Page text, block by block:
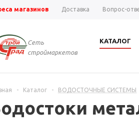
магазинов Доставка Вопрос-
Сеть
строймаркетов
КАТАЛОГ
- Каталог - ВОДОСТОЧНЫЕ СИСТЕМЫ